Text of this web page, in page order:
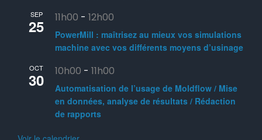
SEP
25 11h00 - 12h00
PowerMill : maîtrisez au mieux vos simulations
machine avec vos différents moyens d’usinage
OCT
30 10h00 - 11h00
Automatisation de l’usage de Moldflow / Mise
en données, analyse de résultats / Rédaction
de rapports